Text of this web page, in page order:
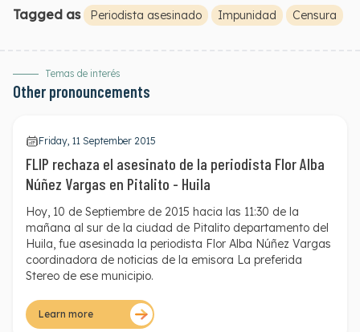
Tagged as
Periodista asesinado Impunidad Censura
Temas de interés
Other pronouncements
Friday, 11 September 2015
FLIP rechaza el asesinato de la periodista Flor Alba
Núñez Vargas en Pitalito - Huila
Hoy, 10 de Septiembre de 2015 hacia las 11:30 de la
mañana al sur de la ciudad de Pitalito departamento del
Huila, fue asesinada la periodista Flor Alba Núñez Vargas
coordinadora de noticias de la emisora La preferida
Stereo de ese municipio.
locales de Canal 6, TV5 y del Canal Nación TV.
Anteriormente había trabajado para la emisora
Learn more